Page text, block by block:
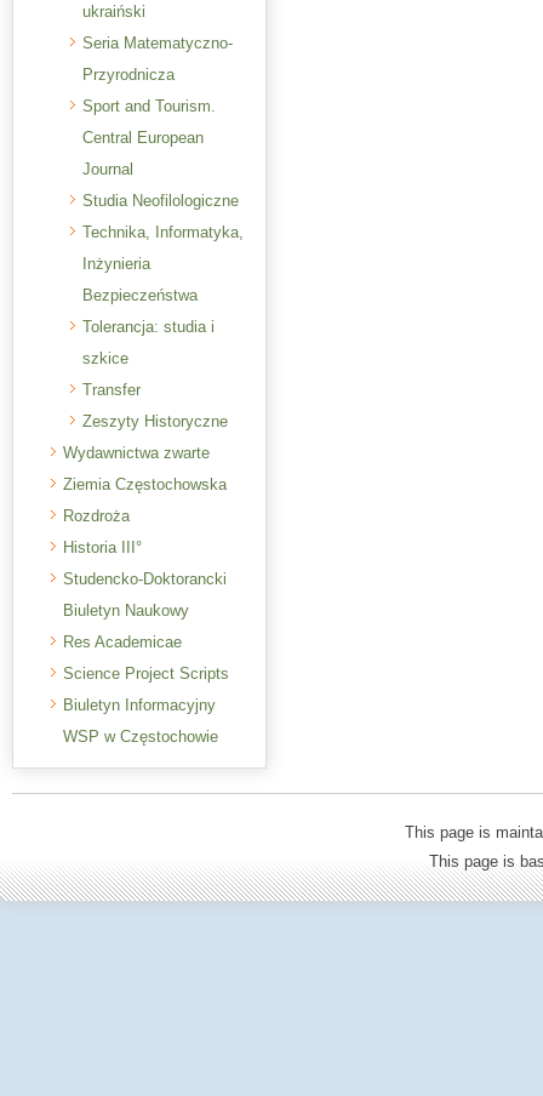
ukraiński
Seria Matematyczno-
Przyrodnicza
Sport and Tourism.
Central European
Journal
Studia Neofilologiczne
Technika, Informatyka,
Inżynieria
Bezpieczeństwa
Tolerancja: studia i
szkice
Transfer
Zeszyty Historyczne
Wydawnictwa zwarte
Ziemia Częstochowska
Rozdroża
Historia III°
Studencko-Doktorancki
Biuletyn Naukowy
Res Academicae
Science Project Scripts
Biuletyn Informacyjny
WSP w Częstochowie
This page is
This page is